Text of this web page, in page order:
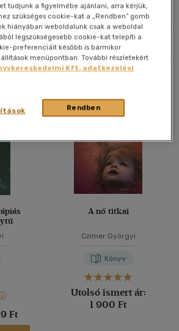
Rendezés
A-Z
Alkalmaz
Ft
A nő titkai
Czimer Györgyi
Könyv
Utolsó ismert ár:
1 900 Ft
tudjunk a figyelmébe ajánlani, arra kérjük,
szükséges cookie-kat a „Rendben” gomb
hiányában weboldalunk csak a weboldal
legszükségesebb cookie-kat telepíti a
preferenciáit később is bármikor
menüpontban. További részletekért
Kft. adatkezelési
Rendben